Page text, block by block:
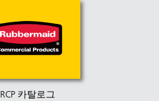
RCP 카탈로그